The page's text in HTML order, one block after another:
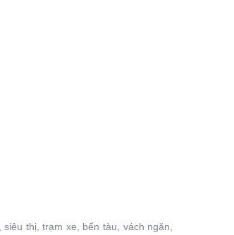
thị, trạm xe, bến tàu, vách ngăn,